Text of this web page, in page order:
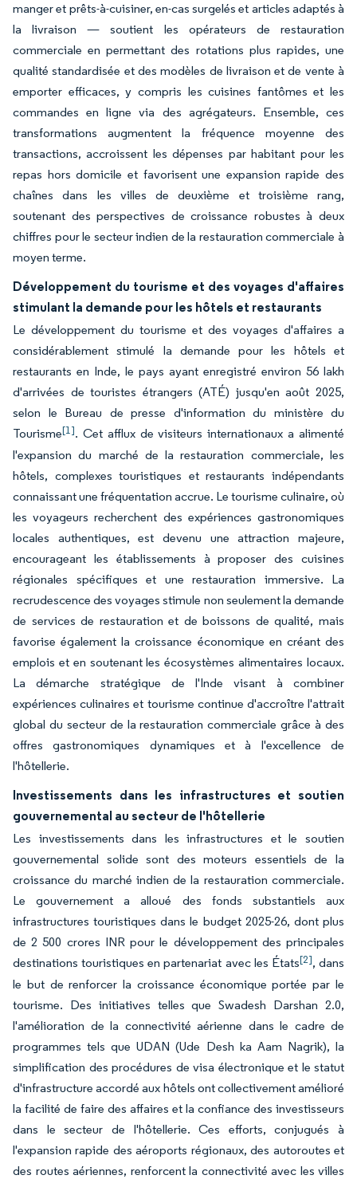
manger et prêts-à-cuisiner, en-cas surgelés et articles adaptés à
la livraison — soutient les opérateurs de restauration
commerciale en permettant des rotations plus rapides, une
qualité standardisée et des modèles de livraison et de vente à
emporter efficaces, y compris les cuisines fantômes et les
commandes en ligne via des agrégateurs. Ensemble, ces
transformations augmentent la fréquence moyenne des
transactions, accroissent les dépenses par habitant pour les
repas hors domicile et favorisent une expansion rapide des
chaînes dans les villes de deuxième et troisième rang,
soutenant des perspectives de croissance robustes à deux
chiffres pour le secteur indien de la restauration commerciale à
moyen terme.
Développement du tourisme et des voyages d'affaires
stimulant la demande pour les hôtels et restaurants
Le développement du tourisme et des voyages d'affaires a
considérablement stimulé la demande pour les hôtels et
restaurants en Inde, le pays ayant enregistré environ 56 lakh
d'arrivées de touristes étrangers (ATÉ) jusqu'en août 2025,
selon le Bureau de presse d'information du ministère du
Tourisme[1]. Cet afflux de visiteurs internationaux a alimenté
l'expansion du marché de la restauration commerciale, les
hôtels, complexes touristiques et restaurants indépendants
connaissant une fréquentation accrue. Le tourisme culinaire, où
les voyageurs recherchent des expériences gastronomiques
locales authentiques, est devenu une attraction majeure,
encourageant les établissements à proposer des cuisines
régionales spécifiques et une restauration immersive. La
recrudescence des voyages stimule non seulement la demande
de services de restauration et de boissons de qualité, mais
favorise également la croissance économique en créant des
emplois et en soutenant les écosystèmes alimentaires locaux.
La démarche stratégique de l'Inde visant à combiner
expériences culinaires et tourisme continue d'accroître l'attrait
global du secteur de la restauration commerciale grâce à des
offres gastronomiques dynamiques et à l'excellence de
l'hôtellerie.
Investissements dans les infrastructures et soutien
gouvernemental au secteur de l'hôtellerie
Les investissements dans les infrastructures et le soutien
gouvernemental solide sont des moteurs essentiels de la
croissance du marché indien de la restauration commerciale.
Le gouvernement a alloué des fonds substantiels aux
infrastructures touristiques dans le budget 2025-26, dont plus
de 2 500 crores INR pour le développement des principales
destinations touristiques en partenariat avec les États[2], dans
le but de renforcer la croissance économique portée par le
tourisme. Des initiatives telles que Swadesh Darshan 2.0,
l'amélioration de la connectivité aérienne dans le cadre de
programmes tels que UDAN (Ude Desh ka Aam Nagrik), la
simplification des procédures de visa électronique et le statut
d'infrastructure accordé aux hôtels ont collectivement amélioré
la facilité de faire des affaires et la confiance des investisseurs
dans le secteur de l'hôtellerie. Ces efforts, conjugués à
l'expansion rapide des aéroports régionaux, des autoroutes et
des routes aériennes, renforcent la connectivité avec les villes